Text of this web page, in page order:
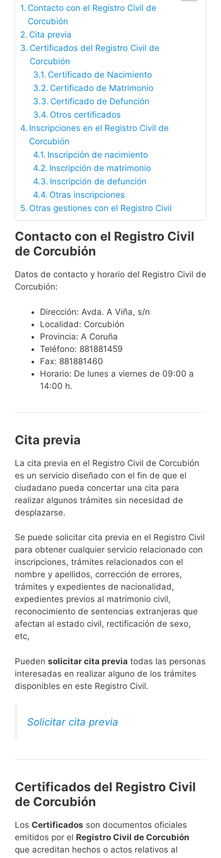
Contacto con el Registro Civil de
Corcubión
Cita previa
Certificados del Registro Civil de
Corcubión
Certificado de Nacimiento
Certificado de Matrimonio
Certificado de Defunción
Otros certificados
Inscripciones en el Registro Civil de
Corcubión
Inscripción de nacimiento
Inscripción de matrimonio
Inscripción de defunción
Otras inscripciones
Otras gestiones con el Registro Civil
Contacto con el Registro Civil
de Corcubión
Datos de contacto y horario del Registro Civil de
Corcubión:
Dirección: Avda. A Viña, s/n
Localidad: Corcubión
Provincia: A Coruña
Teléfono: 881881459
Fax: 881881460
Horario: De lunes a viernes de 09:00 a
14:00 h.
Cita previa
​​​​​​​​​​​​​​​​​​​​​​​​​​​​La cita previa en el Registro Civil de Corcubión
es un servicio diseñado con el fin de que el
ciudadano pueda concertar una cita para
realizar algunos trámites sin necesidad de
desplazarse.​
Se puede solicitar cita previa en el Registro Civil
para obtener cualquier servicio relacionado con
inscripciones, trámites relacionados con el
nombre y apellidos, corrección de errores,
trámites y expedientes de nacionalidad,
expedientes previos al matrimonio civil,
reconocimiento de sentencias extranjeras que
afectan al estado civil, rectificación de sexo,
etc,
​Pueden solicitar cita previa todas las personas
interesadas en realizar alguno de los trámites
disponibles en este Registro Civil.​
Solicitar cita previa
Certificados del Registro Civil
de Corcubión
Los Certificados son documentos oficiales
emitidos por el Registro Civil de Corcubión
que acreditan hechos o actos relativos al